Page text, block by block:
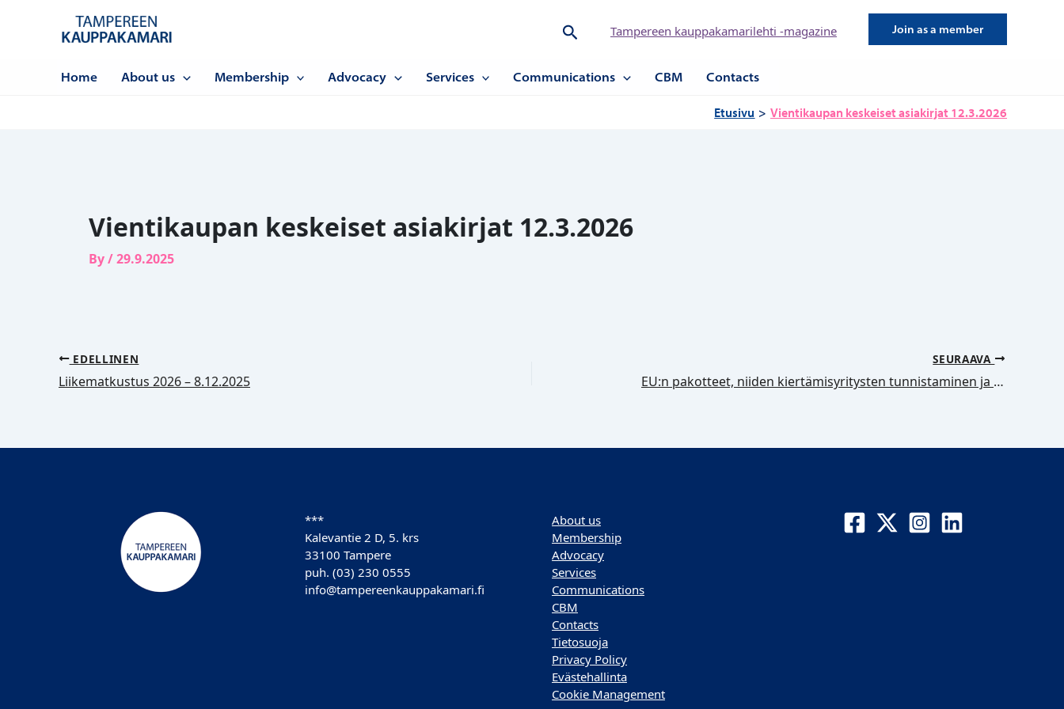
Hae Tampereen kauppakamarilehti -magazine Join as a member
Home About us Membership Advocacy Services Communications CBM Contacts
Etusivu Vientikaupan keskeiset asiakirjat 12.3.2026
Vientikaupan keskeiset asiakirjat 12.3.2026
By/29.9.2025
EDELLINEN
Liikematkustus 2026 – 8.12.2025
SEURAAVA
EU:n pakotteet, niiden kiertämisyritysten tunnistaminen ja kaksikäyttötuotteiden valvonta 21.4.2026
***
Kalevantie 2 D, 5. krs
33100 Tampere
puh. (03) 230 0555
info@tampereenkauppakamari.fi
About us
Membership
Advocacy
Services
Communications
CBM
Contacts
Tietosuoja
Privacy Policy
Evästehallinta
Cookie Management